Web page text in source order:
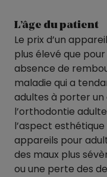
L’âge du patient
Le prix d’un
plus élevé que
absence de
maladie qui a
adultes à porter
l’orthodontie
l’aspect
appareils pour
des maux plus
ou une perte des